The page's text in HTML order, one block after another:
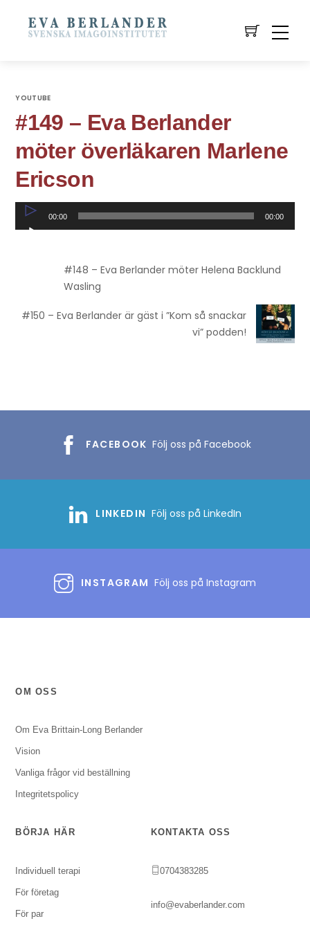
YOUTUBE
#149 – Eva Berlander
möter överläkaren Marlene
Ericson
Ljudspelare
00:00 00:00
#148 – Eva Berlander möter Helena Backlund
Wasling
#150 – Eva Berlander är gäst i ”Kom så snackar
vi” podden!
FACEBOOK Följ oss på Facebook
LINKEDIN Följ oss på LinkedIn
INSTAGRAM Följ oss på Instagram
OM OSS
Om Eva Brittain-Long Berlander
Vision
Vanliga frågor vid beställning
Integritetspolicy
BÖRJA HÄR
Individuell terapi
För företag
För par
KONTAKTA OSS
0704383285
info@evaberlander.com